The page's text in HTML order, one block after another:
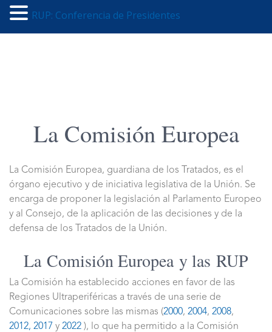
La Comisión Europea
La Comisión Europea, guardiana de los Tratados, es el
órgano ejecutivo y de iniciativa legislativa de la Unión. Se
encarga de proponer la legislación al Parlamento Europeo
y al Consejo, de la aplicación de las decisiones y de la
defensa de los Tratados de la Unión.
La Comisión Europea y las RUP
La Comisión ha establecido acciones en favor de las
Regiones Ultraperiféricas a través de una serie de
Comunicaciones sobre las mismas (2000, 2004, 2008,
2012, 2017 y 2022 ), lo que ha permitido a la Comisión
RUP: Conferencia de Presidentes